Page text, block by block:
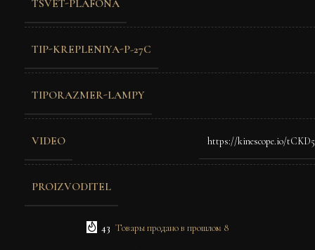
TSVET-PLAFONA
TIP-KREPLENIYA-P-27C
TIPORAZMER-LAMPY
VIDEO https://kinescope.io/
PROIZVODITEL
43 Товары продано в прошлом 8